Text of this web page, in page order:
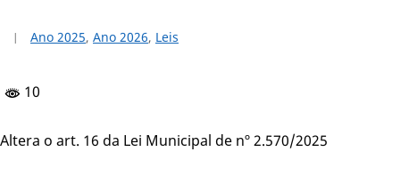
Ano 2025, Ano 2026, Leis
10
Altera o art. 16 da Lei Municipal de nº 2.570/2025